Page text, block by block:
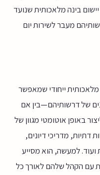
בינה מלאכותית שנועד
מעבר לשירות יום
מלאכותית ייחודי שמאפשר
של דרשותיהם—בין אם
באופן אוטומטי מגוון של
דתיות, מדריכי דיונים,
ועוד. למעשה, הוא מסייע
עם הקהל שלהם לאורך כל